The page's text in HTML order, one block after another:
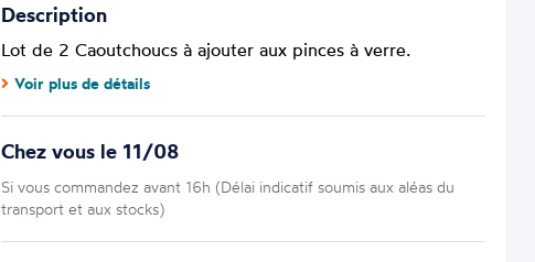
Description
Lot de 2 Caoutchoucs à ajouter aux pinces à verre.
Voir plus de détails
Chez vous le 11/08
Si vous commandez avant 16h (Délai indicatif soumis aux aléas du
transport et aux stocks)